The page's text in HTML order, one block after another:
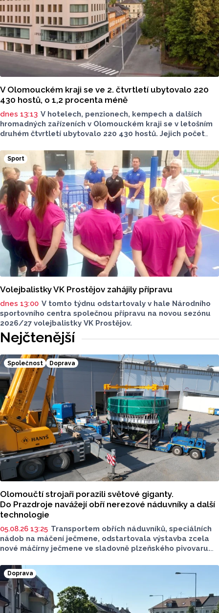
V Olomouckém kraji se ve 2. čtvrtletí ubytovalo 220
430 hostů, o 1,2 procenta méně
dnes 13:13 V hotelech, penzionech, kempech a dalších
hromadných zařízeních v Olomouckém kraji se v letošním
druhém čtvrtletí ubytovalo 220 430 hostů. Jejich počet
přibylo ubytovaných cizinců, kterých bylo 45 548,
meziročně o 9,1 procenta více. Naopak domácích hostů
v regionu ubylo, kraj v tomto období navštívilo 174 882
turistů, což bylo meziročně o 3,6 procenta méně. Celkový
počet přenocování v kraji klesl o 4,7 procenta. Údaje
dnes zveřejnil Český statistický úřad (ČSÚ).
Sport
Volejbalistky VK Prostějov zahájily přípravu
dnes 13:00 V tomto týdnu odstartovaly v hale Národního
sportovního centra společnou přípravu na novou sezónu
2026/27 volejbalistky VK Prostějov.
Nejčtenější
Společnost Doprava
Olomoučtí strojaři porazili světové giganty.
Do Prazdroje navážejí obří nerezové náduvníky a další
technologie
05.08.26 13:25 Transportem obřích náduvníků, speciálních
nádob na máčení ječmene, odstartovala výstavba zcela
nové máčírny ječmene ve sladovně plzeňského pivovaru.
MALT, která dokázala v úterý 4. srpna úspěšně převézt
z Olomouce v pořadí již čtvrtá masivní vlna přepravy
nadměrných nákladů s
Doprava